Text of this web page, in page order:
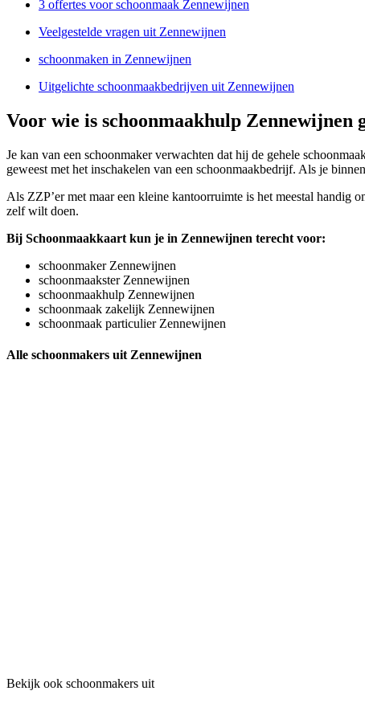
3 offertes voor schoonmaak Zennewijnen
Veelgestelde vragen uit Zennewijnen
schoonmaken in Zennewijnen
Uitgelichte schoonmaakbedrijven uit Zennewijnen
Voor wie is schoonmaakhulp Zennewijnen
Je kan van een schoonmaker verwachten dat hij de gehele
geweest met het inschakelen van een schoonmaakbedrijf. Als je
Als ZZP’er met maar een kleine kantoorruimte is het meestal handig
zelf wilt doen.
Bij Schoonmaakkaart kun je in Zennewijnen terecht voor:
schoonmaker Zennewijnen
schoonmaakster Zennewijnen
schoonmaakhulp Zennewijnen
schoonmaak zakelijk Zennewijnen
schoonmaak particulier Zennewijnen
Alle schoonmakers uit Zennewijnen
Bekijk ook schoonmakers uit